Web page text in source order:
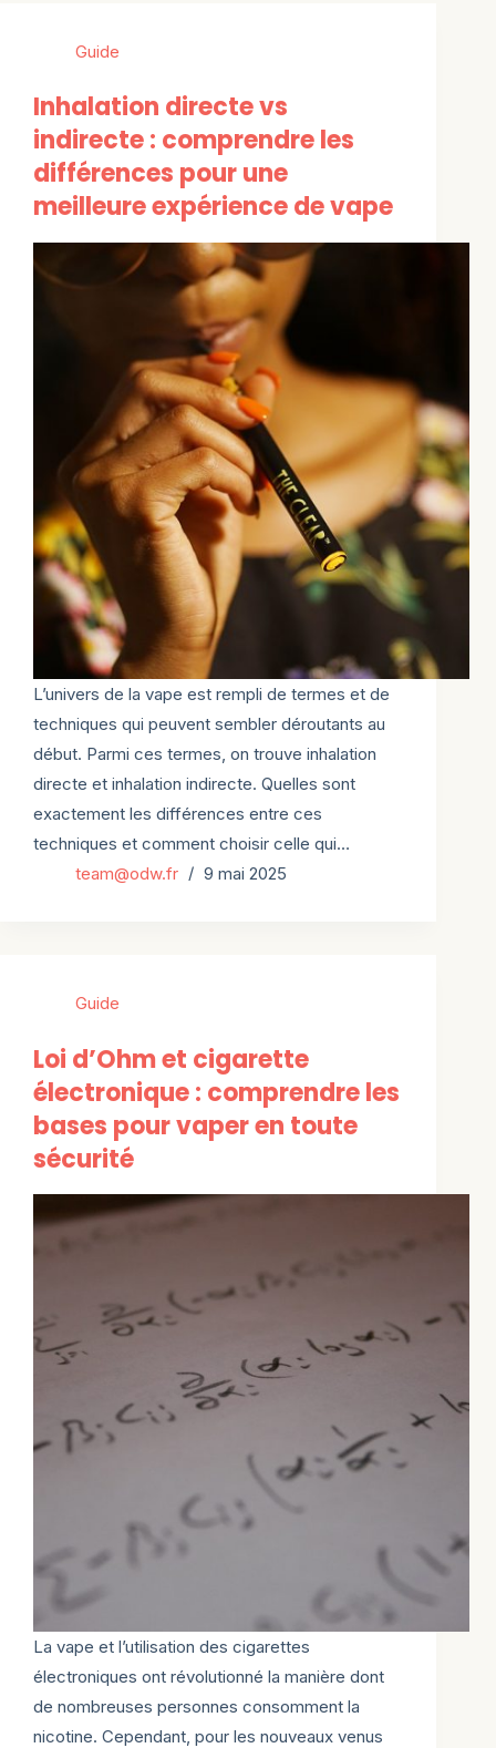
Guide
Inhalation directe vs
indirecte : comprendre les
différences pour une
meilleure expérience de vape
L’univers de la vape est rempli de termes et de
techniques qui peuvent sembler déroutants au
début. Parmi ces termes, on trouve inhalation
directe et inhalation indirecte. Quelles sont
exactement les différences entre ces
techniques et comment choisir celle qui…
team@odw.fr
9 mai 2025
Guide
Loi d’Ohm et cigarette
électronique : comprendre les
bases pour vaper en toute
sécurité
La vape et l’utilisation des cigarettes
électroniques ont révolutionné la manière dont
de nombreuses personnes consomment la
nicotine. Cependant, pour les nouveaux venus